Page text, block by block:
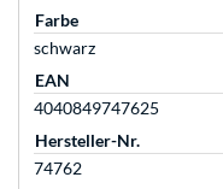
Farbe
schwarz
EAN
4040849747625
Hersteller-Nr.
74762